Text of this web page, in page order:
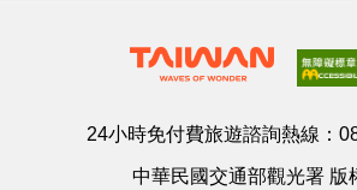
24小時免付費旅遊諮詢熱線：
中華民國交通部觀光署 版